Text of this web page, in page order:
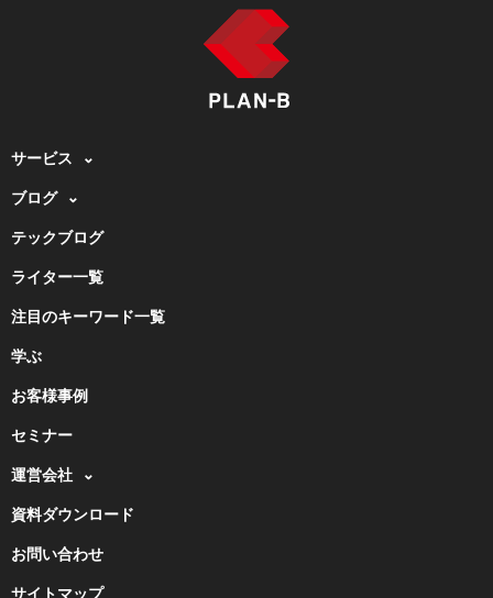
サービス
ブログ
テックブログ
ライター一覧
注目のキーワード一覧
学ぶ
お客様事例
セミナー
運営会社
資料ダウンロード
お問い合わせ
サイトマップ